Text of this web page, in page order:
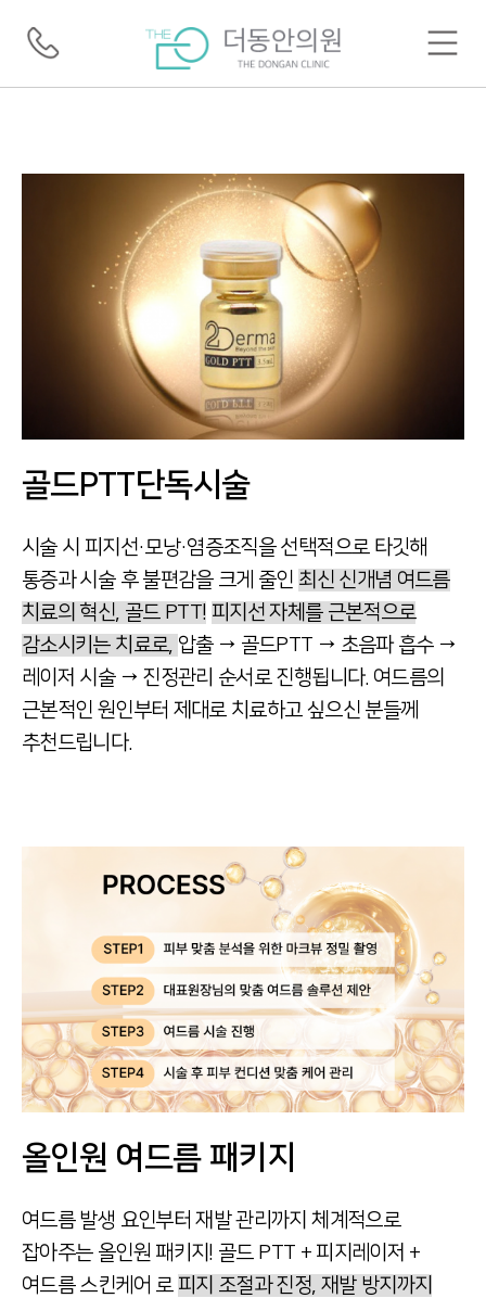
골드PTT단독시술
시술 시 피지선·모낭·염증조직을 선택적으로 타깃해
통증과 시술 후 불편감을 크게 줄인 최신 신개념 여드름
치료의 혁신, 골드 PTT! 피지선 자체를 근본적으로
감소시키는 치료로, 압출 → 골드PTT → 초음파 흡수 →
레이저 시술 → 진정관리 순서로 진행됩니다. 여드름의
근본적인 원인부터 제대로 치료하고 싶으신 분들께
추천드립니다.
올인원 여드름 패키지
여드름 발생 요인부터 재발 관리까지 체계적으로
잡아주는 올인원 패키지! 골드 PTT + 피지레이저 +
여드름 스킨케어 로 피지 조절과 진정, 재발 방지까지